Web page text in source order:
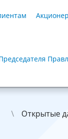
Открытые